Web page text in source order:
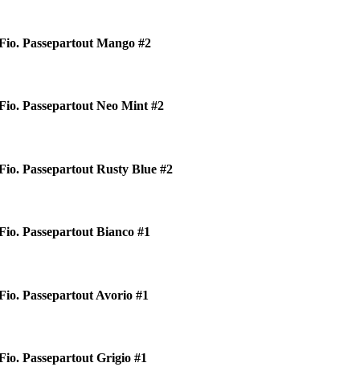
Passepartout Mango #2
Passepartout Neo Mint #2
Passepartout Rusty Blue #2
Passepartout Bianco #1
Passepartout Avorio #1
Passepartout Grigio #1